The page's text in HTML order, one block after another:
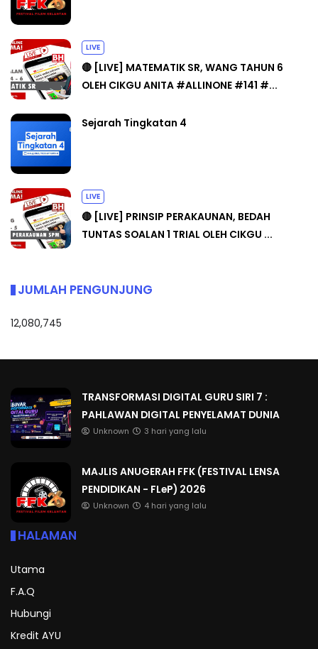
LIVE
🔴 [LIVE] MATEMATIK SR, WANG TAHUN 6
OLEH CIKGU ANITA #ALLINONE #141 #...
Sejarah Tingkatan 4
LIVE
🔴 [LIVE] PRINSIP PERAKAUNAN, BEDAH
TUNTAS SOALAN 1 TRIAL OLEH CIKGU ...
JUMLAH PENGUNJUNG
12,080,745
TRANSFORMASI DIGITAL GURU SIRI 7 :
PAHLAWAN DIGITAL PENYELAMAT DUNIA
Unknown 3 hari yang lalu
MAJLIS ANUGERAH FFK (FESTIVAL LENSA
PENDIDIKAN - FLeP) 2026
Unknown 4 hari yang lalu
HALAMAN
Utama
F.A.Q
Hubungi
Kredit AYU